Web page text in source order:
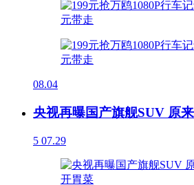
08.04
央视再曝国产旗舰SUV 原
5 07.29